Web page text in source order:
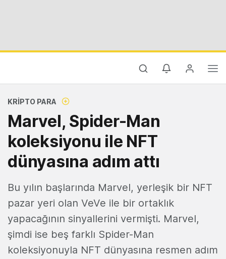
KRIPTO PARA
Marvel, Spider-Man
koleksiyonu ile NFT
dünyasına adım attı
Bu yılın başlarında Marvel, yerleşik bir NFT
pazar yeri olan VeVe ile bir ortaklık
yapacağının sinyallerini vermişti. Marvel,
şimdi ise beş farklı Spider-Man
koleksiyonuyla NFT dünyasına resmen adım